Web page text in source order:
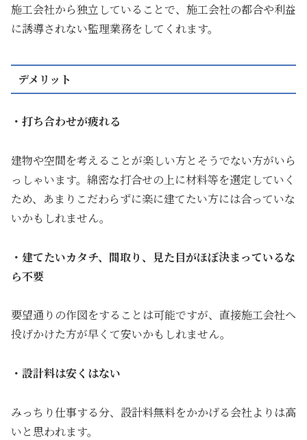
施工会社から独立していることで、施工会社の都合や利益
に誘導されない監理業務をしてくれます。
デメリット
・打ち合わせが疲れる
建物や空間を考えることが楽しい方とそうでない方がいら
っしゃいます。綿密な打合せの上に材料等を選定していく
ため、あまりこだわらずに楽に建てたい方には合っていな
いかもしれません。
・建てたいカタチ、間取り、見た目がほぼ決まっているな
ら不要
要望通りの作図をすることは可能ですが、直接施工会社へ
投げかけた方が早くて安いかもしれません。
・設計料は安くはない
みっちり仕事する分、設計料無料をかかげる会社よりは高
いと思われます。